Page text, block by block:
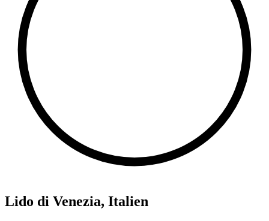
Lido di Venezia, Italien